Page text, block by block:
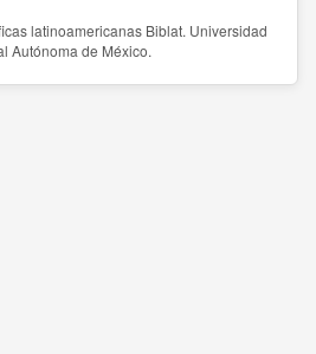
latinoamericanas Biblat. Universidad
Autónoma de México.